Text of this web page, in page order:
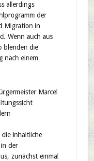
allerdings
der
Migration in
Wenn auch aus
blenden die
nach einem
Marcel
inhaltliche
der
zunächst einmal